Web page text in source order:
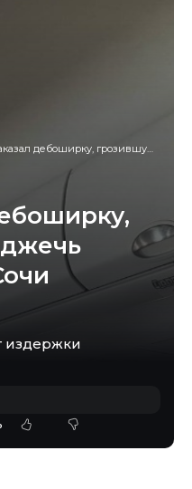
грозившую поджечь летевший из Сочи самолет
издержки